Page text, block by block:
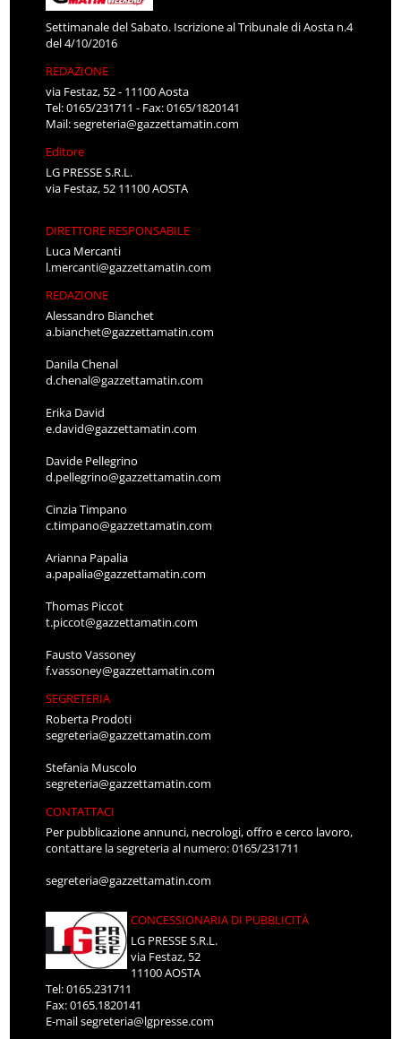
Settimanale del Sabato. Iscrizione al Tribunale di Aosta n.4
del 4/10/2016
REDAZIONE
via Festaz, 52 - 11100 Aosta
Tel: 0165/231711 - Fax: 0165/1820141
Mail:segreteria@gazzettamatin.com
Editore
LG PRESSE S.R.L.
via Festaz, 52 11100 AOSTA
DIRETTORE RESPONSABILE
Luca Mercanti
l.mercanti@gazzettamatin.com
REDAZIONE
Alessandro Bianchet
a.bianchet@gazzettamatin.com
Danila Chenal
d.chenal@gazzettamatin.com
Erika David
e.david@gazzettamatin.com
Davide Pellegrino
d.pellegrino@gazzettamatin.com
Cinzia Timpano
c.timpano@gazzettamatin.com
Arianna Papalia
a.papalia@gazzettamatin.com
Thomas Piccot
t.piccot@gazzettamatin.com
Fausto Vassoney
f.vassoney@gazzettamatin.com
SEGRETERIA
Roberta Prodoti
segreteria@gazzettamatin.com
Stefania Muscolo
segreteria@gazzettamatin.com
CONTATTACI
Per pubblicazione annunci, necrologi, offro e cerco lavoro,
contattare la segreteria al numero: 0165/231711
segreteria@gazzettamatin.com
CONCESSIONARIA DI PUBBLICITÀ
LG PRESSE S.R.L.
via Festaz, 52
11100 AOSTA
Tel: 0165.231711
Fax: 0165.1820141
E-mailsegreteria@lgpresse.com